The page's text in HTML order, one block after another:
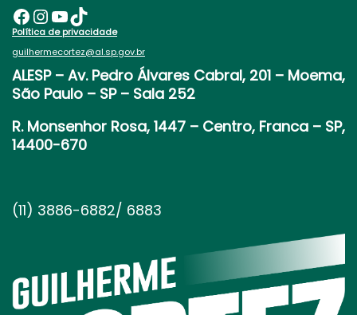
Facebook InstagramYoutube TikTok
Política de privacidade
guilhermecortez@al.sp.gov.br
ALESP – Av. Pedro Álvares Cabral, 201 – Moema,
São Paulo – SP – Sala 252
R. Monsenhor Rosa, 1447 – Centro, Franca – SP,
14400-670
(11) 3886-6882/ 6883